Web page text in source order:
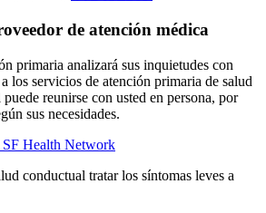
de atención médica
primaria analizará sus inquietudes con
los servicios de atención primaria de salud
reunirse con usted en persona, por
sus necesidades.
SF Health Network
conductual tratar los síntomas leves a